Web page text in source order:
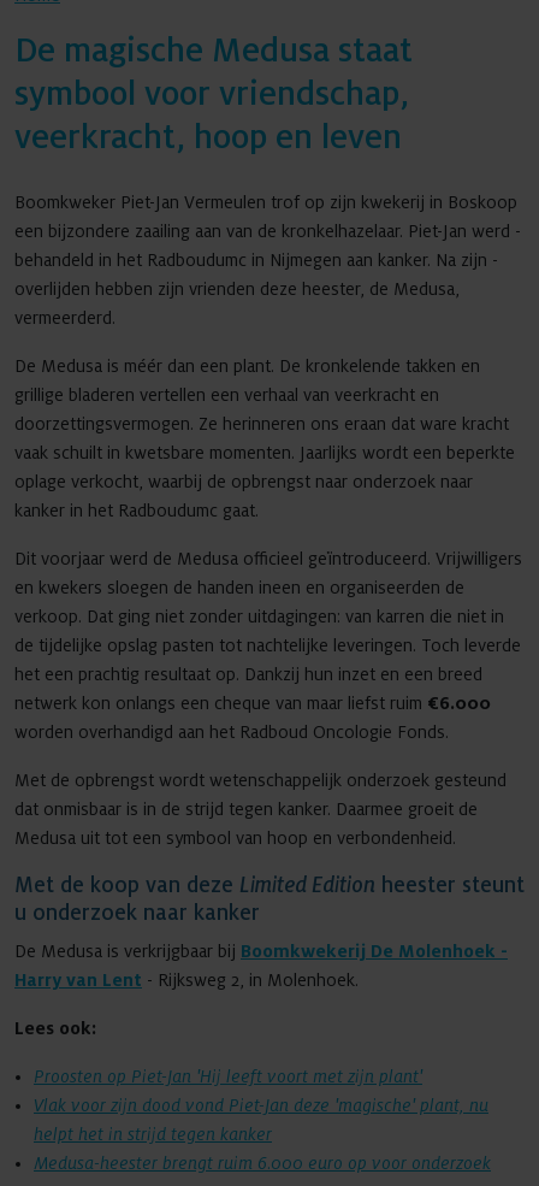
De magische ­Medusa staat
symbool voor vriendschap,
veerkracht, hoop en leven
Boomkweker Piet-Jan Vermeulen trof op zijn kwekerij in Boskoop
een ­bijzondere zaailing aan van de kronkel­hazelaar. Piet-Jan werd ­
behandeld in het Radboudumc in ­Nijmegen aan kanker. Na zijn ­
overlijden hebben zijn vrienden deze heester, de ­Medusa,
vermeerderd.
De Medusa is méér dan een plant. De kronkelende takken en
grillige bladeren vertellen een verhaal van veerkracht en
doorzettingsvermogen. Ze herinneren ons eraan dat ware kracht
vaak schuilt in kwetsbare momenten. Jaarlijks wordt een beperkte
oplage verkocht, waarbij de opbrengst naar onderzoek naar
kanker in het Radboudumc gaat.
Dit voorjaar werd de Medusa officieel geïntroduceerd. Vrijwilligers
en kwekers sloegen de handen ineen en organiseerden de
verkoop. Dat ging niet zonder uitdagingen: van karren die niet in
de tijdelijke opslag pasten tot nachtelijke leveringen. Toch leverde
het een prachtig resultaat op. Dankzij hun inzet en een breed
netwerk kon onlangs een cheque van maar liefst ruim €6.000
worden overhandigd aan het Radboud Oncologie Fonds.
Met de opbrengst wordt wetenschappelijk onderzoek gesteund
dat onmisbaar is in de strijd tegen kanker. Daarmee groeit de
Medusa uit tot een symbool van hoop en verbondenheid.
Met de koop van deze Limited Edition heester steunt
u onderzoek naar kanker
De Medusa is verkrijgbaar bij Boomkwekerij De Molenhoek -
Harry van Lent - Rijksweg 2, in Molenhoek.
Lees ook:
Proosten op Piet-Jan 'Hij leeft voort met zijn plant'
Vlak voor zijn dood vond Piet-Jan deze 'magische' plant, nu
helpt het in strijd tegen kanker
Medusa-heester brengt ruim 6.000 euro op voor onderzoek
Agenda
Nieuws
Contact